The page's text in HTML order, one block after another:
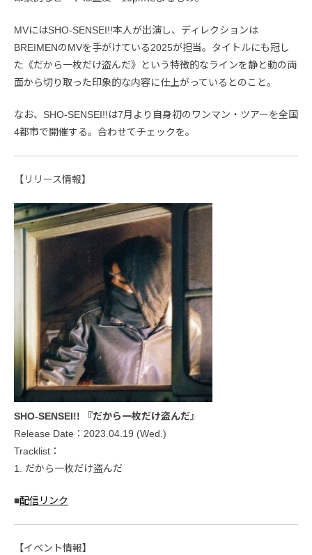
MVにはSHO-SENSEI!!本人が出演し、ディレクションは
BREIMENのMVを手がけている2025が担当。タイトルにも冠し
た《だから一枚だけ盗んだ》という特徴的なラインを静と動の両
面から切り取った印象的な内容に仕上がっているとのこと。
なお、SHO-SENSEI!!は7月より自身初のワンマン・ツアーを全国
4都市で開催する。合わせてチェックを。
【リリース情報】
SHO-SENSEI!! 『だから一枚だけ盗んだ』
Release Date：2023.04.19 (Wed.)
Tracklist：
1. だから一枚だけ盗んだ
■配信リンク
【イベント情報】